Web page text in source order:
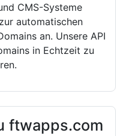
CMS-Systeme
automatischen
an. Unsere API
in Echtzeit zu
ftwapps.com